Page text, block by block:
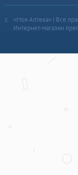
«Моя Аптека» | Все
Интернет-магазин